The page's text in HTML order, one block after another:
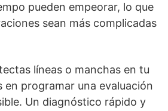
pueden empeorar, lo que
sean más complicadas
líneas o manchas en tu
en programar una evaluación
Un diagnóstico rápido y